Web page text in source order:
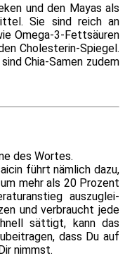
und den Mayas als
Sie sind reich an
Omega-3-Fettsäuren
Cholesterin-Spiegel.
Chia-Samen zu­dem
des Wortes.
führt näm­lich da­zu,
mehr als 20 Prozent
aus­zu­glei­
und ver­braucht je­de
sät­tigt, kann das
dass Du auf
nimmst.